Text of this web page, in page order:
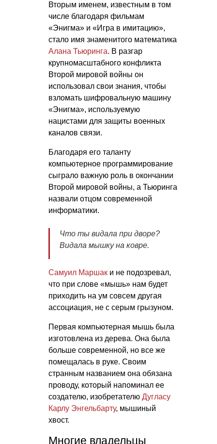
Вторым именем, известным в том
числе благодаря фильмам
«Энигма» и «Игра в имитацию»,
стало имя знаменитого математика
Алана Тьюринга. В разгар
крупномасштабного конфликта
Второй мировой войны он
использовал свои знания, чтобы
взломать шифровальную машину
«Энигма», используемую
нацистами для защиты военных
каналов связи.
Благодаря его таланту
компьютерное программирование
сыграло важную роль в окончании
Второй мировой войны, а Тьюринга
назвали отцом современной
информатики.
Что ты видала при дворе?
Видала мышку на ковре.
Самуил Маршак и не подозревал,
что при слове «мышь» нам будет
приходить на ум совсем другая
ассоциация, не с серым грызуном.
Первая компьютерная мышь была
изготовлена из дерева. Она была
больше современной, но все же
помещалась в руке. Своим
странным названием она обязана
проводу, который напоминал ее
создателю, изобретателю Дугласу
Карлу Энгельбарту, мышиный
хвост.
Многие владельцы